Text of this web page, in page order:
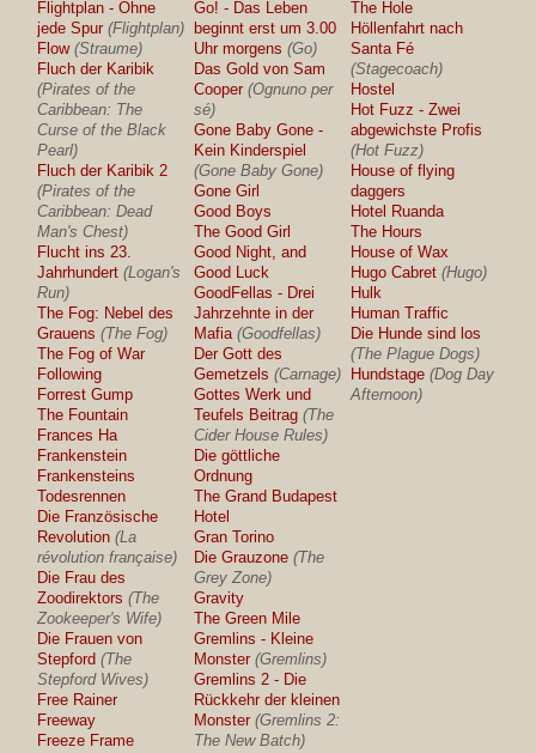
Flightplan - Ohne
jede Spur (Flightplan)
Flow (Straume)
Fluch der Karibik
(Pirates of the
Caribbean: The
Curse of the Black
Pearl)
Fluch der Karibik 2
(Pirates of the
Caribbean: Dead
Man's Chest)
Flucht ins 23.
Jahrhundert (Logan's
Run)
The Fog: Nebel des
Grauens (The Fog)
The Fog of War
Following
Forrest Gump
The Fountain
Frances Ha
Frankenstein
Frankensteins
Todesrennen
Die Französische
Revolution (La
révolution française)
Die Frau des
Zoodirektors (The
Zookeeper's Wife)
Die Frauen von
Stepford (The
Stepford Wives)
Free Rainer
Freeway
Freeze Frame
Go! - Das Leben
beginnt erst um 3.00
Uhr morgens (Go)
Das Gold von Sam
Cooper (Ognuno per
sé)
Gone Baby Gone -
Kein Kinderspiel
(Gone Baby Gone)
Gone Girl
Good Boys
The Good Girl
Good Night, and
Good Luck
GoodFellas - Drei
Jahrzehnte in der
Mafia (Goodfellas)
Der Gott des
Gemetzels (Carnage)
Gottes Werk und
Teufels Beitrag (The
Cider House Rules)
Die göttliche
Ordnung
The Grand Budapest
Hotel
Gran Torino
Die Grauzone (The
Grey Zone)
Gravity
The Green Mile
Gremlins - Kleine
Monster (Gremlins)
Gremlins 2 - Die
Rückkehr der kleinen
Monster (Gremlins 2:
The New Batch)
The Hole
Höllenfahrt nach
Santa Fé
(Stagecoach)
Hostel
Hot Fuzz - Zwei
abgewichste Profis
(Hot Fuzz)
House of flying
daggers
Hotel Ruanda
The Hours
House of Wax
Hugo Cabret (Hugo)
Hulk
Human Traffic
Die Hunde sind los
(The Plague Dogs)
Hundstage (Dog Day
Afternoon)